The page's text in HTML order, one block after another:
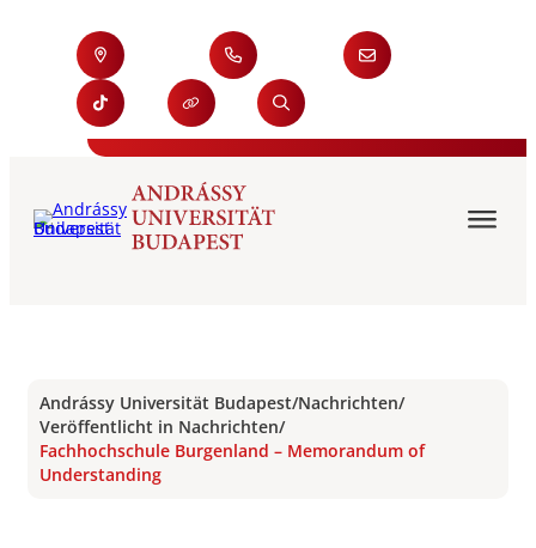
Andrássy Universität Budapest/Nachrichten/
Veröffentlicht in Nachrichten/
Fachhochschule Burgenland – Memorandum of
Understanding